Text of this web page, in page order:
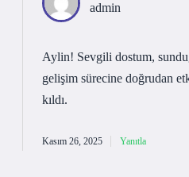
admin
Aylin! Sevgili dostum,
gelişim sürecine doğrudan
kıldı.
Kasım 26, 2025 Yanıtla